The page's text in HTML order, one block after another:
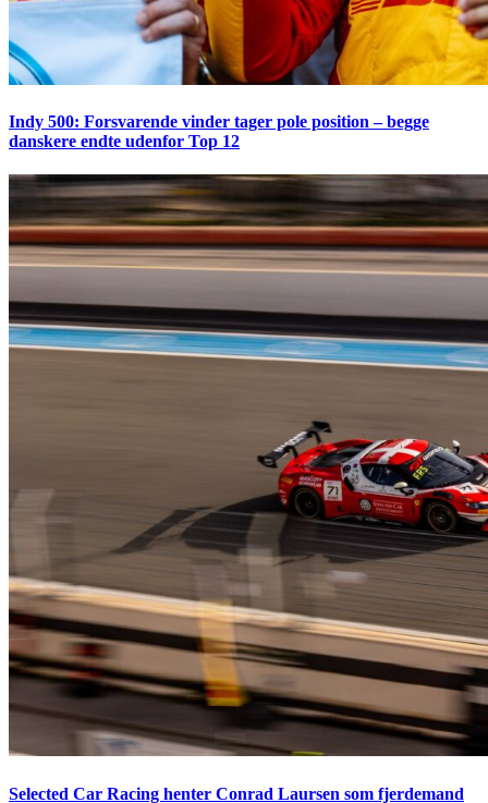
Indy 500: Forsvarende vinder tager pole position – begge
danskere endte udenfor Top 12
Selected Car Racing henter Conrad Laursen som fjerdemand